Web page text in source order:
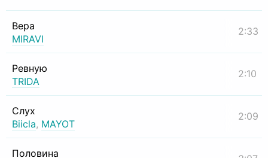
Вера
MIRAVI
2:33
Ревную
TRIDA
2:10
Слух
Biicla, MAYOT
2:09
Половина